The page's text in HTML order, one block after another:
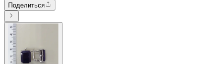
Поделиться